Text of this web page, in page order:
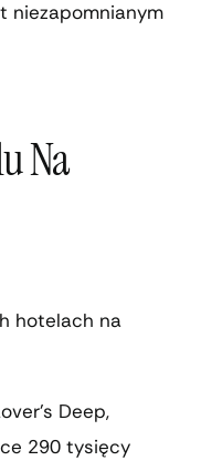
niezapomnianym
Na
hotelach na
Deep,
290 tysięcy